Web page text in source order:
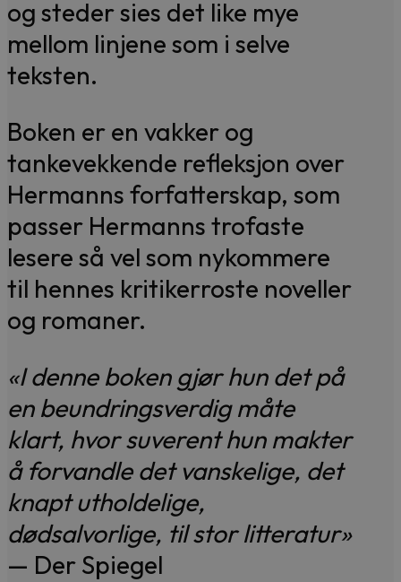
og steder sies det like mye
mellom linjene som i selve
teksten.
Boken er en vakker og
tankevekkende refleksjon over
Hermanns forfatterskap, som
passer Hermanns trofaste
lesere så vel som nykommere
til hennes kritikerroste noveller
og romaner.
«I denne boken gjør hun det på
en beundringsverdig måte
klart, hvor suverent hun makter
å forvandle det vanskelige, det
knapt utholdelige,
dødsalvorlige, til stor litteratur»
— Der Spiegel